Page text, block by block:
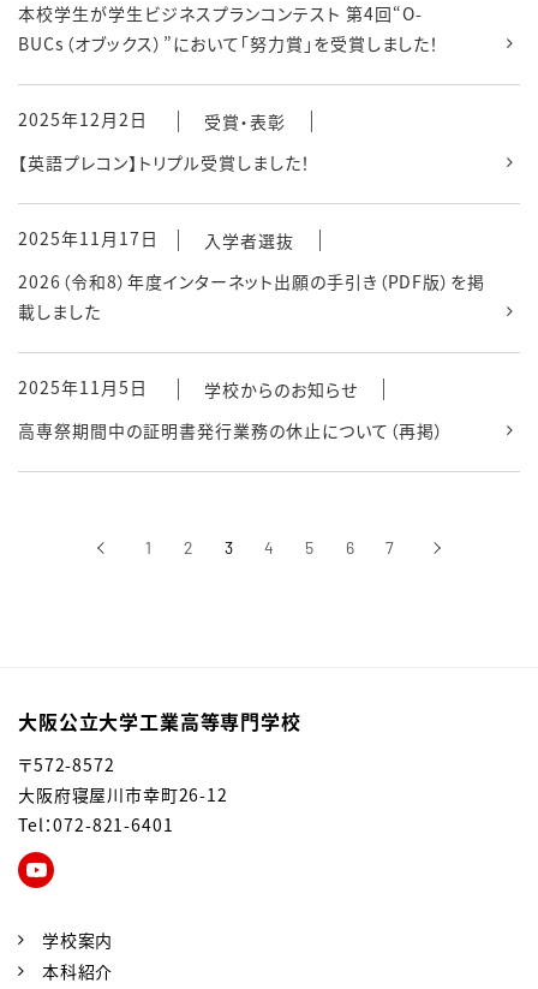
本校学生が学生ビジネスプランコンテスト 第4回“O-
BUCs（オブックス）”において「努力賞」を受賞しました！
2025年12月2日
受賞・表彰
【英語プレコン】トリプル受賞しました！
2025年11月17日
入学者選抜
2026（令和8）年度インターネット出願の手引き（PDF版）を掲
載しました
2025年11月5日
学校からのお知らせ
高専祭期間中の証明書発行業務の休止について（再掲）
‹前へ 1 2 3 4 5 6 7 ›次へ
大阪公立大学工業高等専門学校
〒572-8572
大阪府寝屋川市幸町26-12
Tel：072-821-6401
学校案内
本科紹介